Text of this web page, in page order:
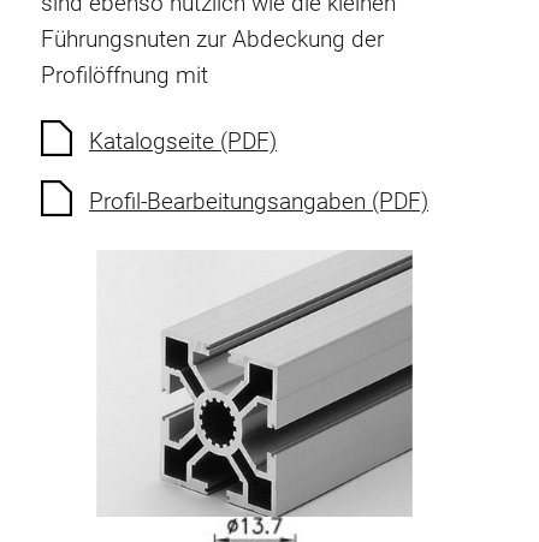
Führungsnuten zur Abdeckung der
Profilöffnung mit
Katalogseite (PDF)
Profil-Bearbeitungsangaben (PDF)